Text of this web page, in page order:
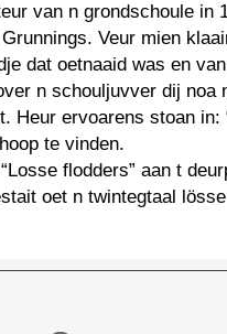
van n grondschoule in
Veur mien
dat oetnaaid was en
n schouljuvver dij noa
Heur ervoarens stoan in:
te vinden.
flodders” aan t
oet n twintegtaal